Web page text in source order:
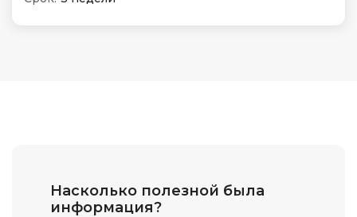
Насколько полезной была
информация?